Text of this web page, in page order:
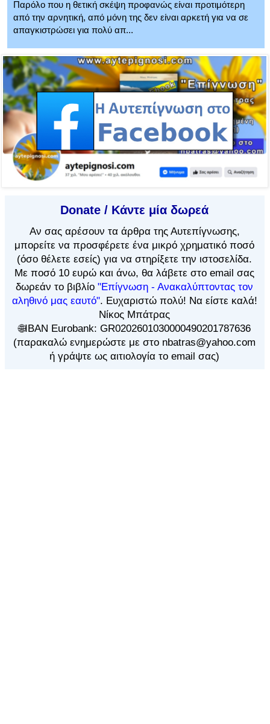
Παρόλο που η θετική σκέψη προφανώς είναι προτιμότερη
από την αρνητική, από μόνη της δεν είναι αρκετή για να σε
απαγκιστρώσει για πολύ απ...
Donate / Κάντε μία δωρεά
Αν σας αρέσουν τα άρθρα της Αυτεπίγνωσης,
μπορείτε να προσφέρετε ένα μικρό χρηματικό ποσό
(όσο θέλετε εσείς) για να στηρίξετε την ιστοσελίδα.
Με ποσό 10 ευρώ και άνω, θα λάβετε στο email σας
δωρεάν το βιβλίο"Επίγνωση - Ανακαλύπτοντας τον
αληθινό μας εαυτό". Ευχαριστώ πολύ! Να είστε καλά!
Νίκος Μπάτρας
🌐IBAN Eurobank: GR0202601030000490201787636
(παρακαλώ ενημερώστε με στο nbatras@yahoo.com
ή γράψτε ως αιτιολογία το email σας)